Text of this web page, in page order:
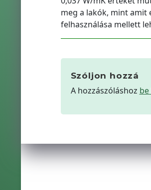
meg a lakók, mint amit
felhasználása mellett
Szóljon hozzá
A hozzászóláshoz